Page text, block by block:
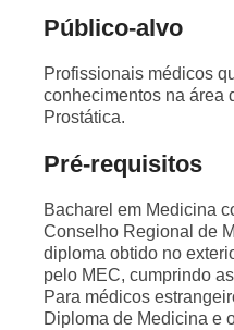
Público-alvo
Profissionais médicos
conhecimentos na área
Prostática.
Pré-requisitos
Bacharel em Medicina
Conselho Regional de
diploma obtido no
pelo MEC, cumprindo
Para médicos
Diploma de Medicina e